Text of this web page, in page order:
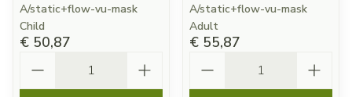
A/static+flow-vu-mask
Child
€ 50,87
A/static+flow-vu-mask
Adult
€ 55,87